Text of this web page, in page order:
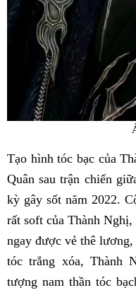
Tạo hình tóc bạc của
Quân sau trận chiến
kỳ gây sốt năm 2022.
rất soft của Thành
ngay được vẻ thê
tóc trắng xóa, Thành
tượng nam thần tóc